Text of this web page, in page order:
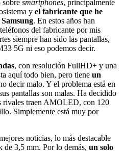
sobre smartphones, principalmente
y el fabricante que he
. En estos años han
del fabricante por mis
siempre han sido las pantallas,
5G ni eso podemos decir.
, con resolución FullHD+ y una
aquí todo bien, pero tiene un
decir malo. Y el problema está en
pantallas son malas. Ha decidido
rivales traen AMOLED, con 120
Simplemente está muy por
noticias, lo más destacable
de 3,5 mm. Por lo demás, un solo